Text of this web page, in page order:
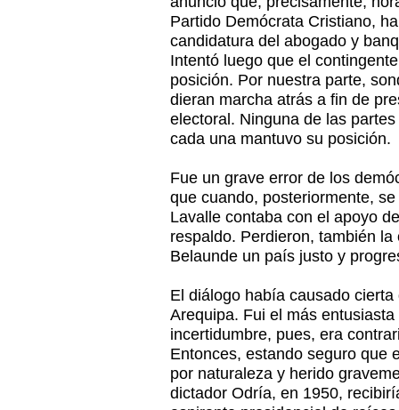
Partido Demócrata Cristiano,
candidatura del abogado y
Intentó luego que el
posición. Por nuestra parte,
dieran marcha atrás a fin de
electoral. Ninguna de las
cada una mantuvo su posición.
Fue un grave error de los
que cuando, posteriormente,
Lavalle contaba con el apoyo
respaldo. Perdieron, también
Belaunde un país justo y
El diálogo había causado
Arequipa. Fui el más
incertidumbre, pues, era
Entonces, estando seguro que
por naturaleza y herido
dictador Odría, en 1950,